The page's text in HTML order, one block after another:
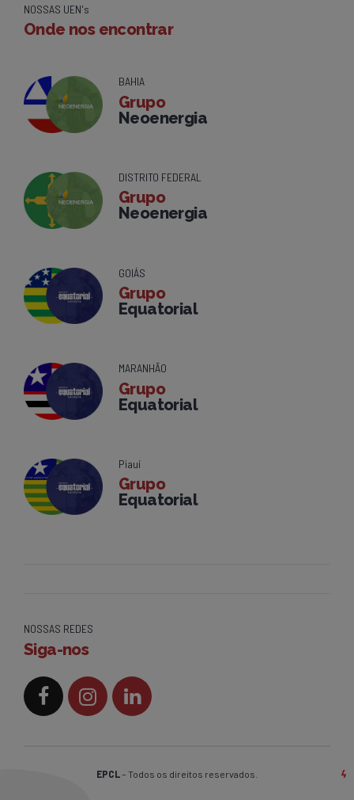
NOSSAS UEN's
Onde nos encontrar
BAHIA
Grupo
Neoenergia
DISTRITO FEDERAL
Grupo
Neoenergia
GOIÁS
Grupo
Equatorial
MARANHÃO
Grupo
Equatorial
Piauí
Grupo
Equatorial
NOSSAS REDES
Siga-nos
EPCL– Todos os direitos reservados.